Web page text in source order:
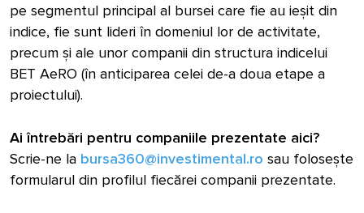
pe segmentul principal al bursei care fie au ieșit din
indice, fie sunt lideri în domeniul lor de activitate,
precum și ale unor companii din structura indicelui
BET AeRO (în anticiparea celei de-a doua etape a
proiectului).
Ai întrebări pentru companiile prezentate aici?
Scrie-ne la bursa360@investimental.ro sau folosește
formularul din profilul fiecărei companii prezentate.